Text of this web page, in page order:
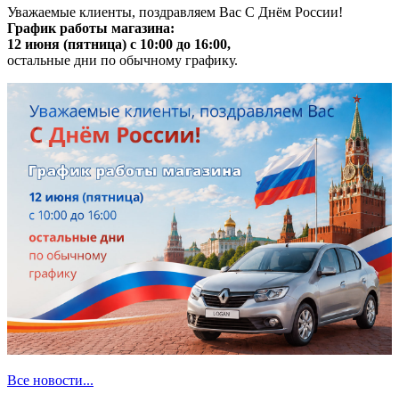
Уважаемые клиенты, поздравляем Вас С Днём России!
График работы магазина:
12 июня (пятница) с 10:00 до 16:00,
остальные дни по обычному графику.
Все новости...